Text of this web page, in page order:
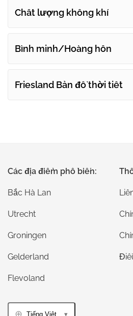
Chất lượng không khí
Bình minh/Hoàng hôn
Friesland Bản đồ thời tiết
Các địa điểm phổ biến:
Bắc Hà Lan
Utrecht
Groningen
Gelderland
Flevoland
Tiếng Việt